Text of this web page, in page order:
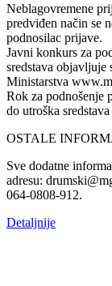
Neblagovremene
predviđen način se
podnosilac prijave.
Javni konkurs za
sredstava objavljuje
Ministarstva
Rok za podnošenje
do utroška
OSTALE
Sve dodatne
adresu:
064-0808-912.
Detaljnije